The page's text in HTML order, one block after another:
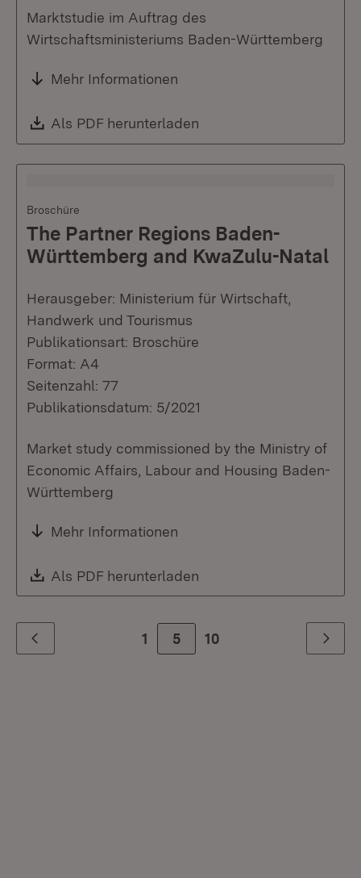
Marktstudie im Auftrag des
Wirtschaftsministeriums Baden-Württemberg
Mehr Informationen
Download:
Als PDF herunterladen
Broschüre
The Partner Regions Baden-
Württemberg and KwaZulu-Natal
Herausgeber: Ministerium für Wirtschaft,
Handwerk und Tourismus
Publikationsart: Broschüre
Format: A4
Seitenzahl: 77
Publikationsdatum: 5/2021
Market study commissioned by the Ministry of
Economic Affairs, Labour and Housing Baden-
Württemberg
Mehr Informationen
Download:
Als PDF herunterladen
Zurück 1 Zur Seite
5 10 Weiter